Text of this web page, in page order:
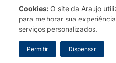
Cookies: O site da Araujo
para melhorar sua
serviços personalizados.
Permitir Dispensar
garantir que
completo e
que você se
Termo de Uso Portal da
A Drogaria Araujo S/A informa
marca. Para sua segurança
Araujo S.A. Em caso de